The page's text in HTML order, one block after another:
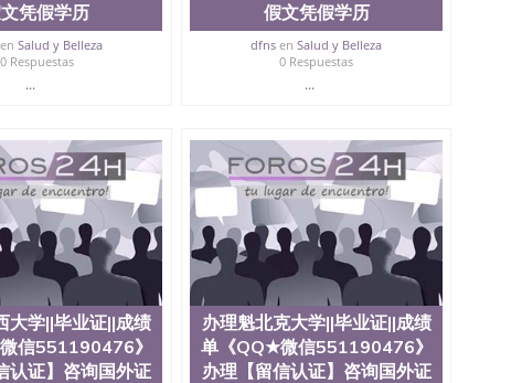
凭假学历
Salud y Belleza
0 Respuestas
...
假文凭假学历
dfns enSalud y Belleza
0 Respuestas
...
大学||毕业证||成绩
信551190476》
认证】咨询国外证
办理魁北克大学||毕业证||成绩
单《QQ★微信551190476》
办理【留信认证】咨询国外证